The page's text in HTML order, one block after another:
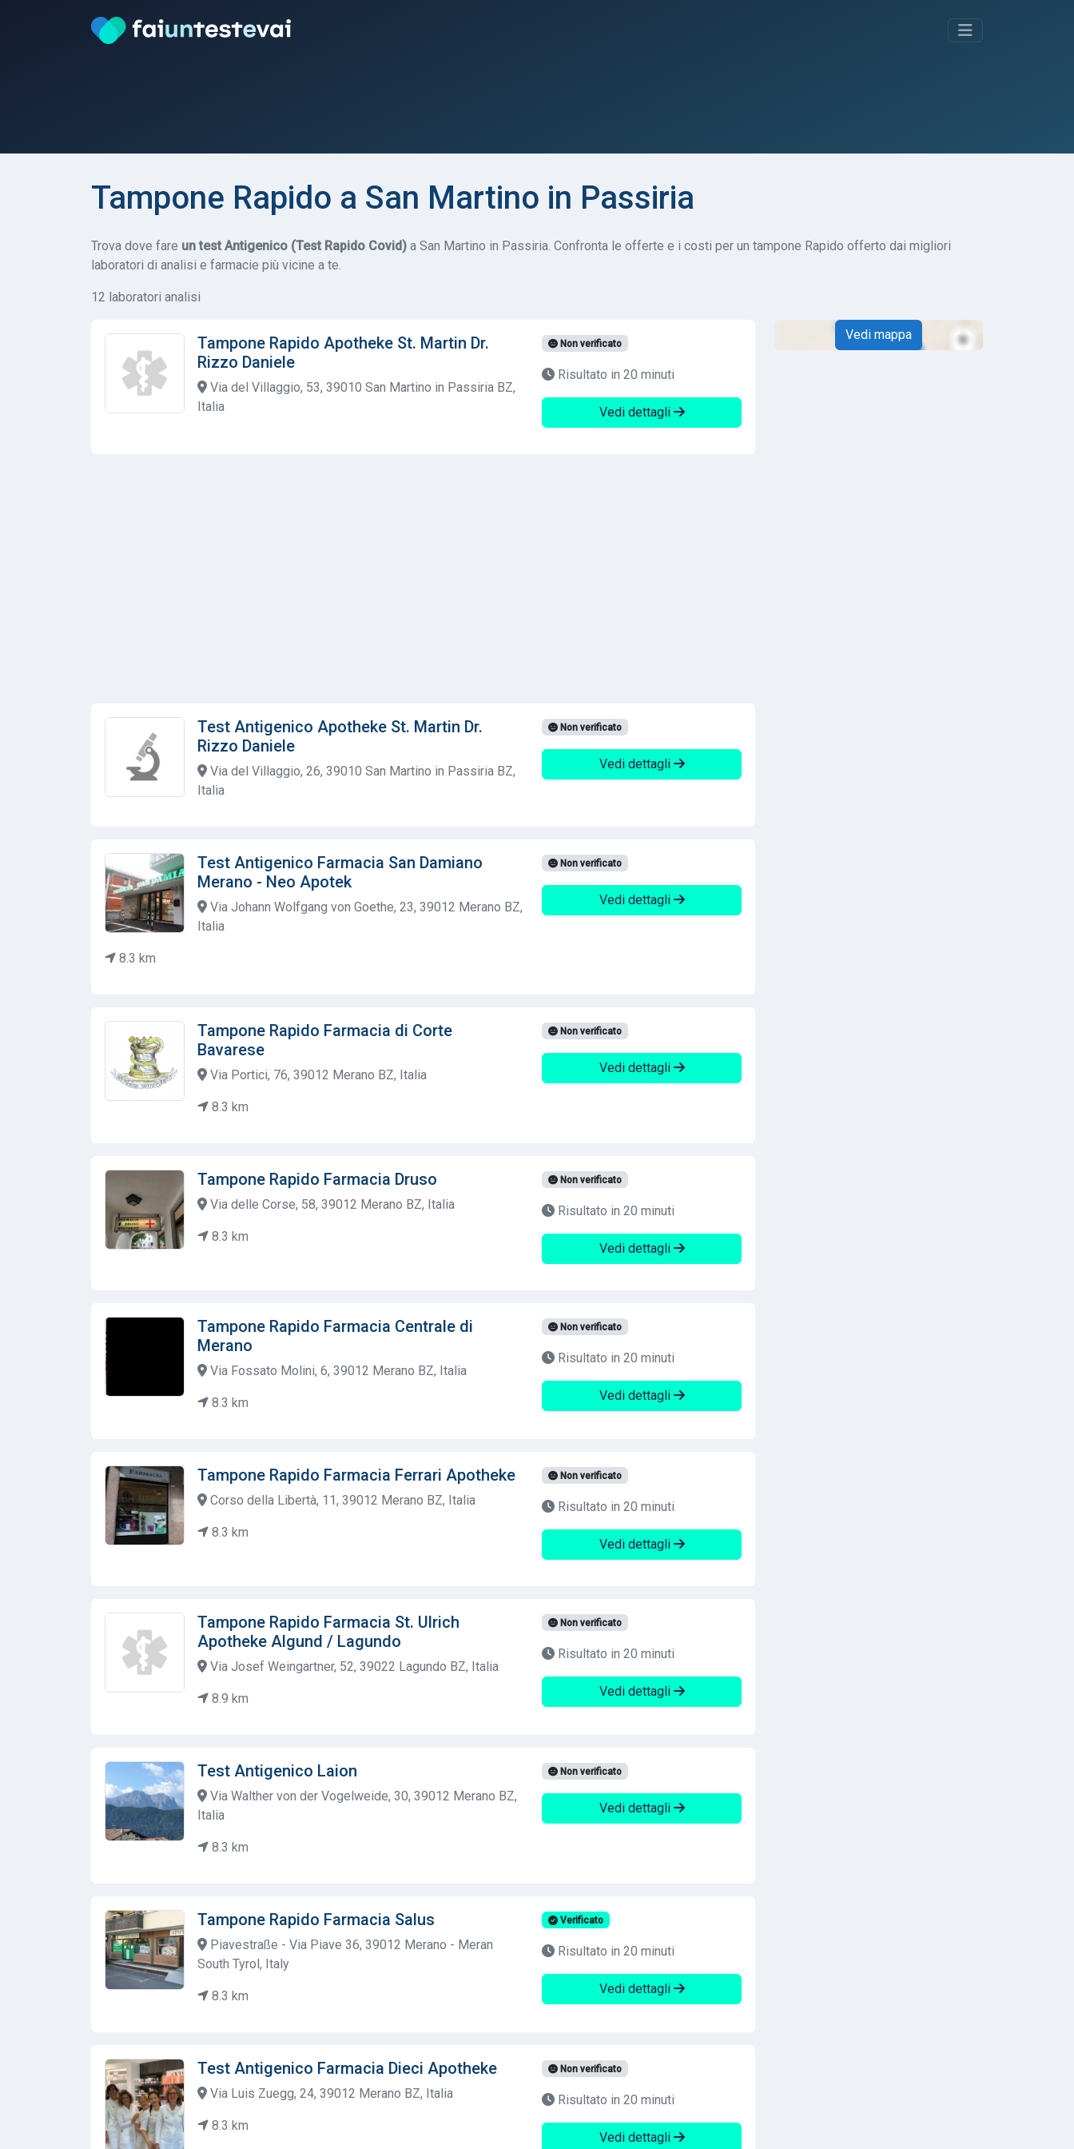
Tampone Rapido a San Martino in Passiria
Trova dove fare un test Antigenico (Test Rapido Covid) a San Martino in Passiria. Confronta le offerte e i costi per un tampone Rapido offerto dai migliori
laboratori di analisi e farmacie più vicine a te.
12 laboratori analisi
Tampone Rapido Apotheke St. Martin Dr.
Rizzo Daniele
Via del Villaggio, 53, 39010 San Martino in Passiria BZ,
Italia
Non verificato
Risultato in 20 minuti
Vedi dettagli
Test Antigenico Apotheke St. Martin Dr.
Rizzo Daniele
Via del Villaggio, 26, 39010 San Martino in Passiria BZ,
Italia
Non verificato
Vedi dettagli
Test Antigenico Farmacia San Damiano
Merano - Neo Apotek
Via Johann Wolfgang von Goethe, 23, 39012 Merano BZ,
Italia
8.3 km
Non verificato
Vedi dettagli
Tampone Rapido Farmacia di Corte
Bavarese
Via Portici, 76, 39012 Merano BZ, Italia
8.3 km
Non verificato
Vedi dettagli
Tampone Rapido Farmacia Druso
Via delle Corse, 58, 39012 Merano BZ, Italia
8.3 km
Non verificato
Risultato in 20 minuti
Vedi dettagli
Tampone Rapido Farmacia Centrale di
Merano
Via Fossato Molini, 6, 39012 Merano BZ, Italia
8.3 km
Non verificato
Risultato in 20 minuti
Vedi dettagli
Tampone Rapido Farmacia Ferrari Apotheke
Corso della Libertà, 11, 39012 Merano BZ, Italia
8.3 km
Non verificato
Risultato in 20 minuti
Vedi dettagli
Tampone Rapido Farmacia St. Ulrich
Apotheke Algund / Lagundo
Via Josef Weingartner, 52, 39022 Lagundo BZ, Italia
8.9 km
Non verificato
Risultato in 20 minuti
Vedi dettagli
Test Antigenico Laion
Via Walther von der Vogelweide, 30, 39012 Merano BZ,
Italia
8.3 km
Non verificato
Vedi dettagli
Tampone Rapido Farmacia Salus
Piavestraße - Via Piave 36, 39012 Merano - Meran
South Tyrol, Italy
8.3 km
Verificato
Risultato in 20 minuti
Vedi dettagli
Test Antigenico Farmacia Dieci Apotheke
Via Luis Zuegg, 24, 39012 Merano BZ, Italia
8.3 km
Non verificato
Risultato in 20 minuti
Vedi dettagli
Vedi mappa